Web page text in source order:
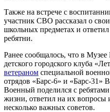
Также на встрече с
участник СВО рассказал о
школьных предметах и
ребятни.
Ранее сообщалось, что в
детского городского клуба
ветераном специальной
отрядов «Барс-6» и «Барс-
Военный поделился с
жизни, ответил на их
несколько важных советов.